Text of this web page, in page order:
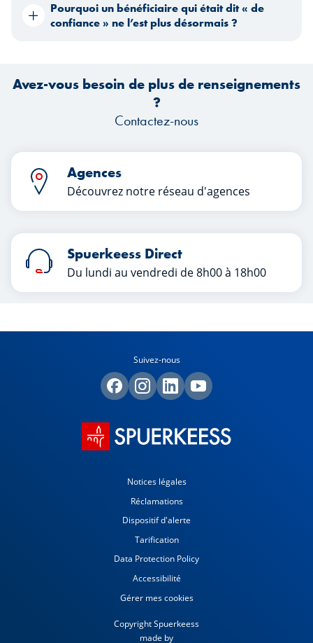
Pourquoi un bénéficiaire qui était dit « de
confiance » ne l’est plus désormais ?
Avez-vous besoin de plus de renseignements
?
Contactez-nous
Agences
Découvrez notre réseau d'agences
Spuerkeess Direct
Du lundi au vendredi de 8h00 à 18h00
Suivez-nous
Notices légales
Réclamations
Dispositif d'alerte
Tarification
Data Protection Policy
Accessibilité
Gérer mes cookies
Copyright Spuerkeess
made by